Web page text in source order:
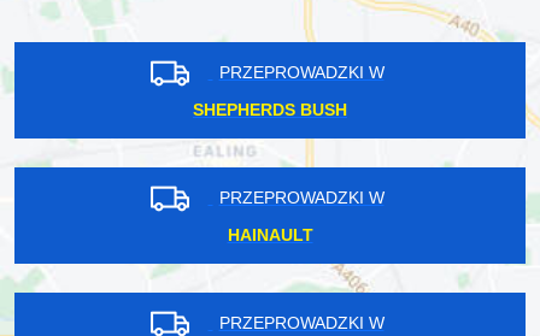
PRZEPROWADZKI W
SHEPHERDS BUSH
PRZEPROWADZKI W
HAINAULT
PRZEPROWADZKI W